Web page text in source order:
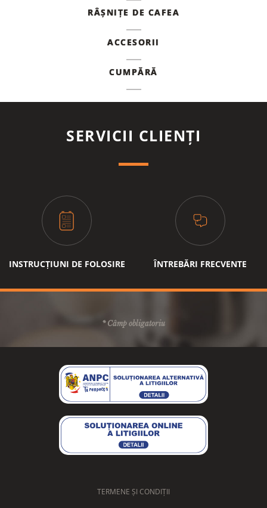
RÂȘNIȚE DE CAFEA
ACCESORII
CUMPĂRĂ
SERVICII CLIENȚI
INSTRUCȚIUNI DE FOLOSIRE ÎNTREBĂRI FRECVENTE
* Câmp obligatoriu
TERMENE ȘI CONDIȚII